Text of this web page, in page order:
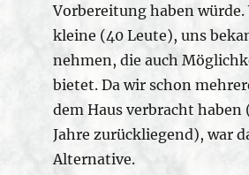
Vorbereitung haben
kleine (40 Leute), uns
nehmen, die auch
bietet. Da wir schon
dem Haus verbracht
Jahre zurückliegend), war
Alternative.